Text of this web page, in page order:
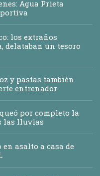
Agua Prieta
los extraños
delataban un tesoro
y pastas también
entrenador
por completo la
las lluvias
asalto a casa de